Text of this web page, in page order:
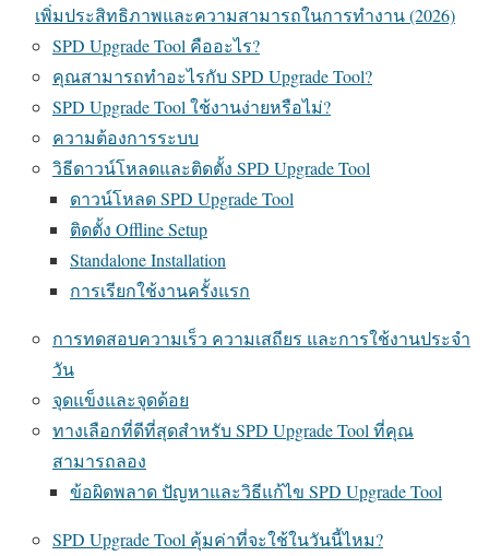
เพิ่มประสิทธิภาพและความสามารถในการทำงาน (2026)
SPD Upgrade Tool คืออะไร?
คุณสามารถทำอะไรกับ SPD Upgrade Tool?
SPD Upgrade Tool ใช้งานง่ายหรือไม่?
ความต้องการระบบ
วิธีดาวน์โหลดและติดตั้ง SPD Upgrade Tool
ดาวน์โหลด SPD Upgrade Tool
ติดตั้ง Offline Setup
Standalone Installation
การเรียกใช้งานครั้งแรก
การทดสอบความเร็ว ความเสถียร และการใช้งานประจำ
วัน
จุดแข็งและจุดด้อย
ทางเลือกที่ดีที่สุดสำหรับ SPD Upgrade Tool ที่คุณ
สามารถลอง
ข้อผิดพลาด ปัญหาและวิธีแก้ไข SPD Upgrade Tool
SPD Upgrade Tool คุ้มค่าที่จะใช้ในวันนี้ไหม?